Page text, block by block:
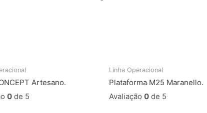
Artesano.
0de 5
Linha Operacional
Plataforma M25 Maranello.
Avaliação0 de 5